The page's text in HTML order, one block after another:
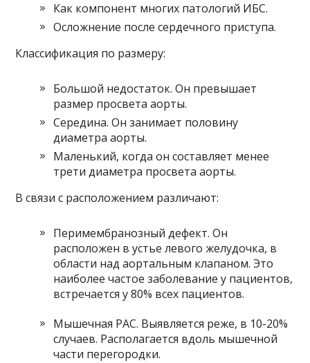
Как компонент многих патологий ИБС.
Осложнение после сердечного приступа.
Классификация по размеру:
Большой недостаток. Он превышает
размер просвета аорты.
Середина. Он занимает половину
диаметра аорты.
Маленький, когда он составляет менее
трети диаметра просвета аорты.
В связи с расположением различают:
Перимембранозный дефект. Он
расположен в устье левого желудочка, в
области над аортальным клапаном. Это
наиболее частое заболевание у пациентов,
встречается у 80% всех пациентов.
Мышечная РАС. Выявляется реже, в 10-20%
случаев. Располагается вдоль мышечной
части перегородки.